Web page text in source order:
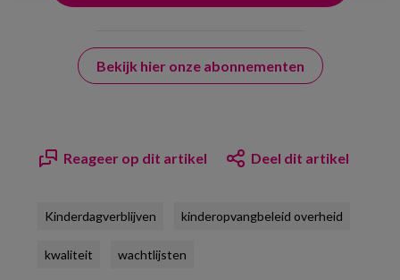
Bekijk hier onze abonnementen
Reageer op dit artikel Deel dit artikel
Kinderdagverblijven kinderopvangbeleid overheid
kwaliteit wachtlijsten